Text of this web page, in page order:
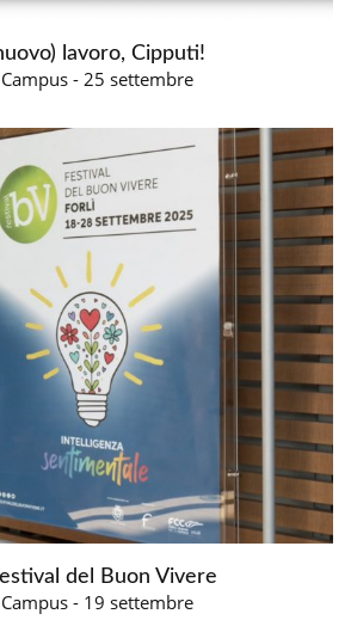
lavoro, Cipputi!
- 25 settembre
del Buon Vivere
- 19 settembre